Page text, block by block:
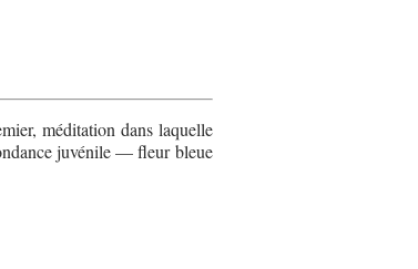
méditation dans laquelle
juvénile — fleur bleue